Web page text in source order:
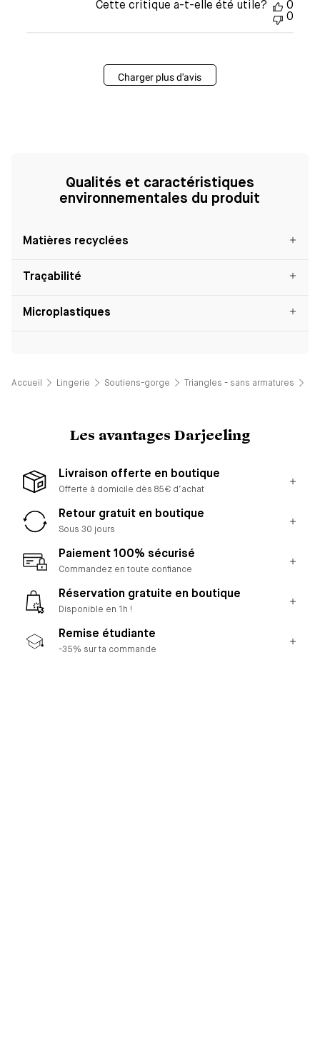
Cette critique a-t-elle été utile?
0
0
Charger plus d'avis
Qualités et caractéristiques
environnementales du produit
Matières recyclées
Traçabilité
Microplastiques
Accueil Lingerie Soutiens-gorge Triangles - sans armatures
Les avantages Darjeeling
Livraison offerte en boutique
Offerte à domicile dès 85€ d’achat
Retour gratuit en boutique
Sous 30 jours
Paiement 100% sécurisé
Commandez en toute confiance
Réservation gratuite en boutique
Disponible en 1h !
Remise étudiante
-35% sur ta commande